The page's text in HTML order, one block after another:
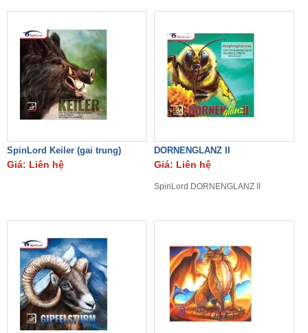
SpinLord Keiler (gai trung)
Giá: Liên hệ
DORNENGLANZ II
Giá: Liên hệ
SpinLord DORNENGLANZ II